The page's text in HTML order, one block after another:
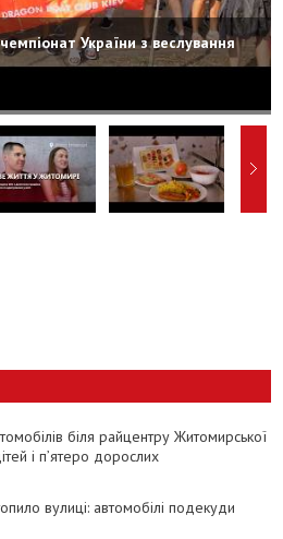
України з веслування
біля райцентру Житомирської
і пʼятеро дорослих
вулиці: автомобілі подекуди